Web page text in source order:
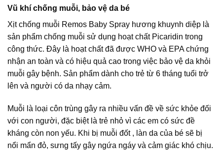
Vũ khí chống muỗi, bảo vệ da bé
Xịt chống muỗi Remos Baby Spray hương khuynh diệp là
sản phẩm chống muỗi sử dụng hoạt chất Picaridin trong
công thức. Đây là hoạt chất đã được WHO và EPA chứng
nhận an toàn và có hiệu quả cao trong việc bảo vệ da khỏi
muỗi gây bệnh. Sản phẩm dành cho trẻ từ 6 tháng tuổi trở
lên và người có da nhạy cảm.
Muỗi là loại côn trùng gây ra nhiều vấn đề về sức khỏe đối
với con người, đặc biệt là trẻ nhỏ vì các em có sức đề
kháng còn non yếu. Khi bị muỗi đốt , làn da của bé sẽ bị
nổi mẩn đỏ, sưng tấy gây ngứa ngáy và cảm giác khó chịu.